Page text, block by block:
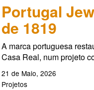
Portugal
de 1819
A marca portuguesa
Casa Real, num projeto
21 de Maio, 2026
Projetos